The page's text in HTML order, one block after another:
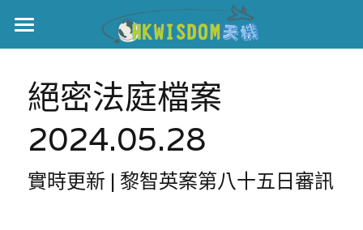
主頁
世界盃
伊美戰爭
黎智英案
絕密法庭檔案
2024.05.28
實時更新 | 黎智英案第八十五日審訊